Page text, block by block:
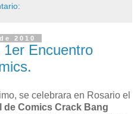
2010
Encuentro
se celebrara en Rosario el
de Comics Crack Bang